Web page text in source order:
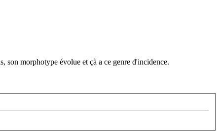
son morphotype évolue et çà a ce genre d'incidence.